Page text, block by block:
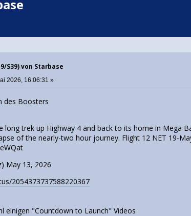
S39) von Starbase
2026, 16:06:31 »
des Boosters
long trek up Highway 4 and back to its home in Mega
of the nearly-two hour journey. Flight 12 NET 19-
May 13, 2026
2054373737588220367
einigen "Countdown to Launch" Videos